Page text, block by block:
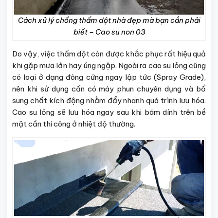
Cách xử lý chống thấm dột nhà đẹp mà bạn cần phải
biết – Cao su non 03
Do vậy, việc thấm dột còn được khắc phục rất hiệu quả
khi gặp mưa lớn hay úng ngập. Ngoài ra cao su lỏng cũng
có loại ở dạng đông cứng ngay lập tức (Spray Grade),
nên khi sử dụng cần có máy phun chuyên dụng và bổ
sung chất kích động nhằm đẩy nhanh quá trình lưu hóa.
Cao su lỏng sẽ lưu hóa ngay sau khi bám dính trên bề
mặt cần thi công ở nhiệt độ thường.